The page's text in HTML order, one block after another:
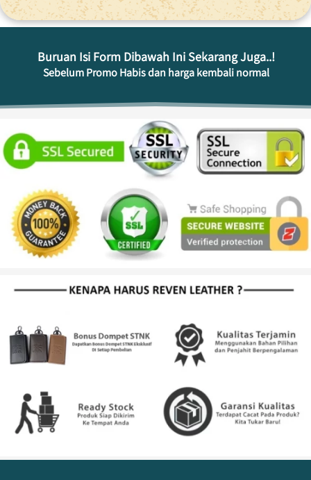
Buruan Isi Form Dibawah Ini Sekarang Juga..!
Sebelum Promo Habis dan harga kembali normal